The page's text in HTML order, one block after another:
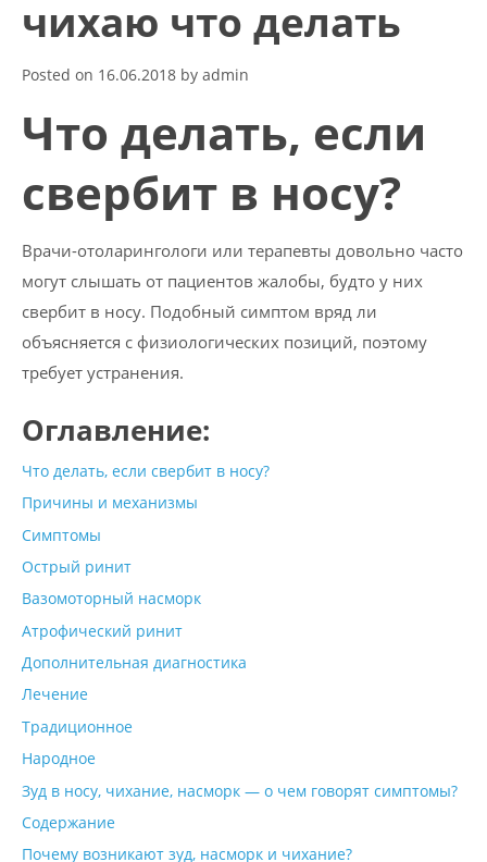
чихаю что делать
Posted on 16.06.2018 by admin
Что делать, если
свербит в носу?
Врачи-отоларингологи или терапевты довольно часто
могут слышать от пациентов жалобы, будто у них
свербит в носу. Подобный симптом вряд ли
объясняется с физиологических позиций, поэтому
требует устранения.
Оглавление:
Что делать, если свербит в носу?
Причины и механизмы
Симптомы
Острый ринит
Вазомоторный насморк
Атрофический ринит
Дополнительная диагностика
Лечение
Традиционное
Народное
Зуд в носу, чихание, насморк — о чем говорят симптомы?
Содержание
Почему возникают зуд, насморк и чихание?